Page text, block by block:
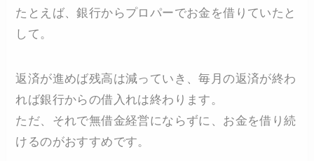
たとえば、銀行からプロパーでお金を借りていたと
して。
返済が進めば残高は減っていき、毎月の返済が終わ
れば銀行からの借入れは終わります。
ただ、それで無借金経営にならずに、お金を借り続
けるのがおすすめです。